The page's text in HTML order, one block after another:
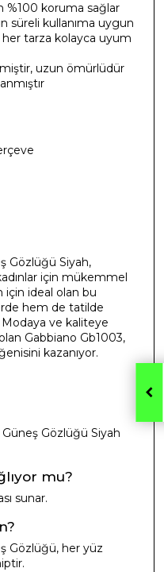
%100 koruma sağlar
süreli kullanıma uygun
tarza kolayca uyum
uzun ömürlüdür
Gözlüğü Siyah,
için mükemmel
için ideal olan bu
hem de tatilde
Modaya ve kaliteye
Gabbiano Gb1003,
kazanıyor.
Gözlüğü Siyah
mu?
sunar.
Gözlüğü, her yüz